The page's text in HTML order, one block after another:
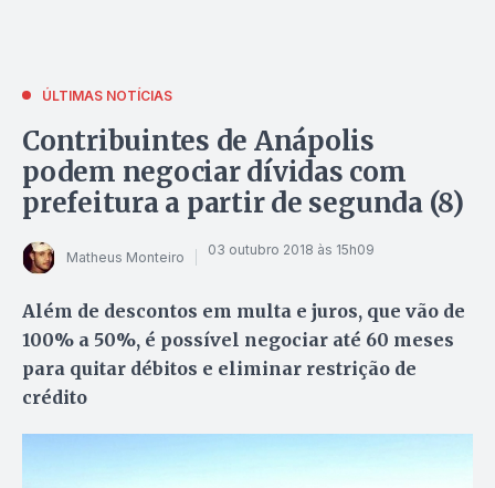
ÚLTIMAS NOTÍCIAS
Contribuintes de Anápolis
podem negociar dívidas com
prefeitura a partir de segunda (8)
Matheus Monteiro 03 outubro 2018 às 15h09
Além de descontos em multa e juros, que vão de
100% a 50%, é possível negociar até 60 meses
para quitar débitos e eliminar restrição de
crédito